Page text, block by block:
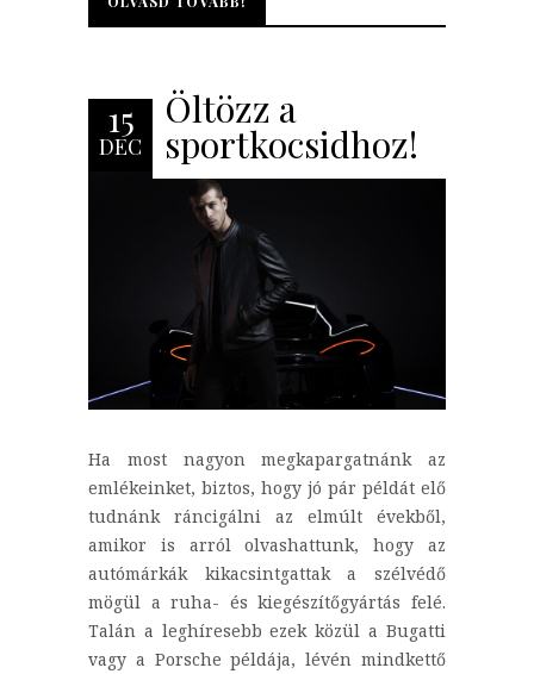
15
DEC
Öltözz a
sportkocsidhoz!
Ha most nagyon megkapargatnánk az
emlékeinket, biztos, hogy jó pár példát elő
tudnánk ráncigálni az elmúlt évekből,
amikor is arról olvashattunk, hogy az
autómárkák kikacsintgattak a szélvédő
mögül a ruha- és kiegészítőgyártás felé.
Talán a leghíresebb ezek közül a Bugatti
vagy a Porsche példája, lévén mindkettő